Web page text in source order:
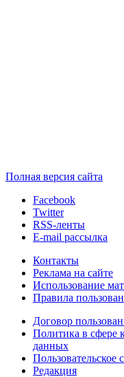
Полная версия сайта
Facebook
Twitter
RSS-ленты
E-mail рассылка
Контакты
Реклама на сайте
Использование
Правила
Договор
Политика в сфере
данных
Пользовательское
Редакция